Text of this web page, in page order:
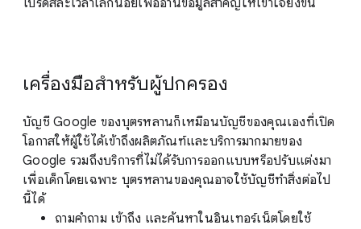
โปรดสละเวลาเล็กน้อยเพื่ออ่านข้อมูลสำคัญให้เข้าใจยิ่งขึ้น
เครื่องมือสำหรับผู้ปกครอง
บัญชี Google ของบุตรหลานก็เหมือนบัญชีของคุณเองที่เปิด
โอกาสให้ผู้ใช้ได้เข้าถึงผลิตภัณฑ์และบริการมากมายของ
Google รวมถึงบริการที่ไม่ได้รับการออกแบบหรือปรับแต่งมา
เพื่อเด็กโดยเฉพาะ บุตรหลานของคุณอาจใช้บัญชีทำสิ่งต่อไป
นี้ได้
ถามคำถาม เข้าถึง และค้นหาในอินเทอร์เน็ตโดยใช้